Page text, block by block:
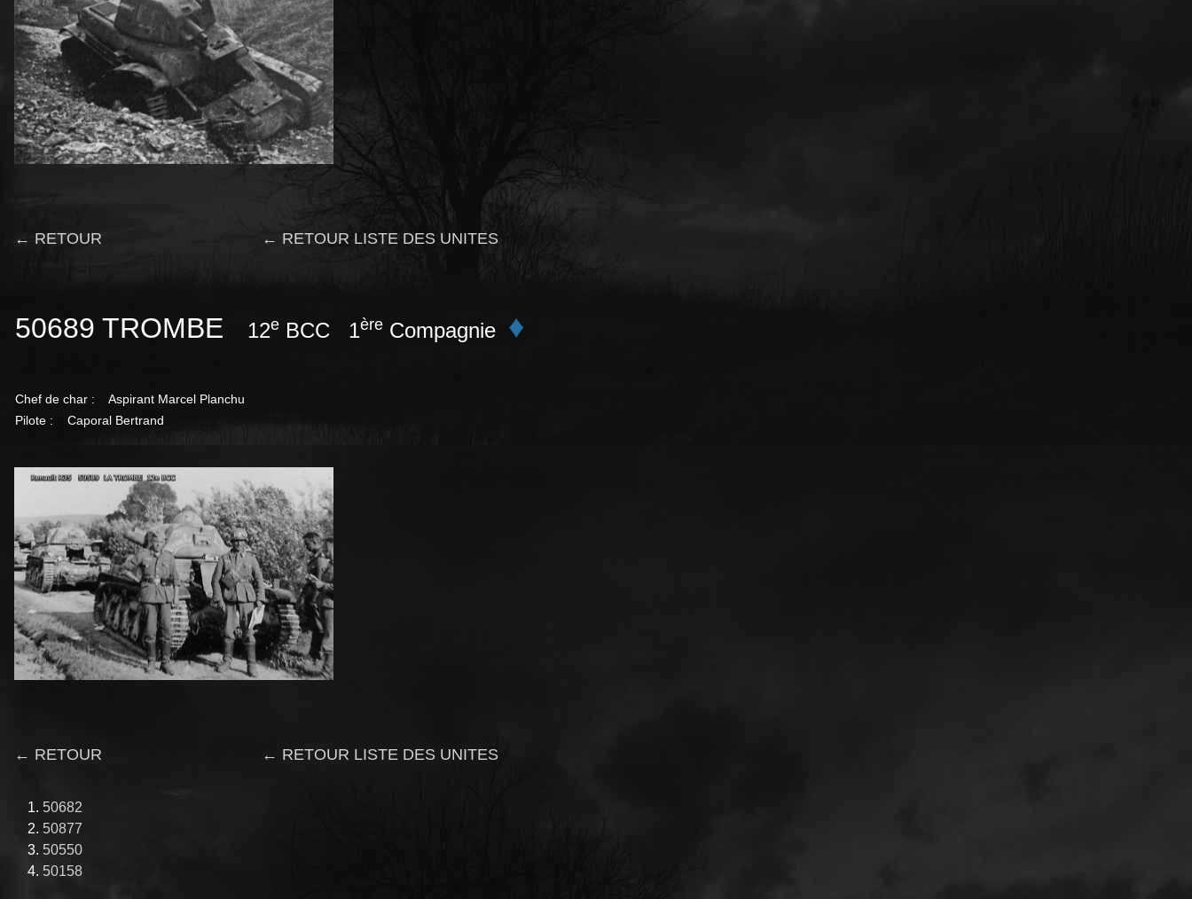
← RETOUR ← RETOUR LISTE DES UNITES
50689 TROMBE 12e BCC 1ère Compagnie ♦
Chef de char : Aspirant Marcel Planchu
Pilote : Caporal Bertrand
← RETOUR ← RETOUR LISTE DES UNITES
50682
50877
50550
50158